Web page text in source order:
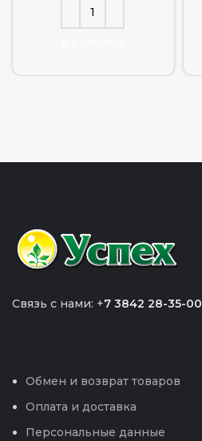
Связь с нами: +7 3842 28-35-00
Обмен и возврат товаров
Оплата и доставка
Персональные данные